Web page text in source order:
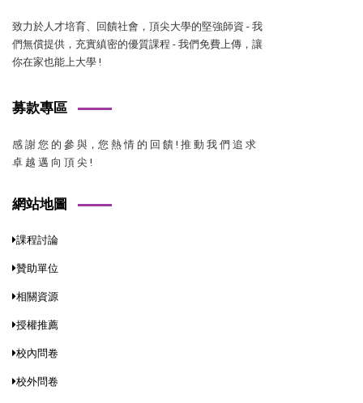
致力於人才培育、回饋社會，頂尖大學的堅強師資 - 我
們無償提供，充實縝密的優質課程 - 我們免費上傳，讓
你在家也能上大學 !
募款專區
感 謝 您 的 參 與，您 熱 情 的 回 饋 ! 推 動 我 們 追 求
卓 越 邁 向 頂 尖 !
網站地圖
課程討論
贊助單位
相關資源
授權推薦
校內問卷
校外問卷